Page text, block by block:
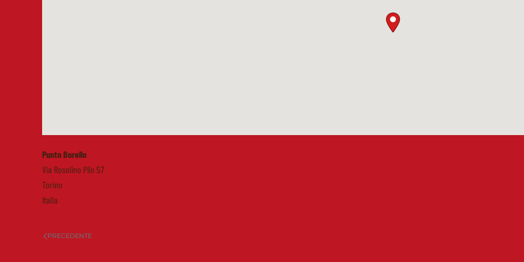
Punto Borello
Via Rosolino Pilo 57
Torino
Italia
PRECEDENTE